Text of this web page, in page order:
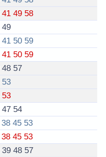
41 49 58
49
41 50 59
41 50 59
48 57
53
53
47 54
38 45 53
38 45 53
39 48 57